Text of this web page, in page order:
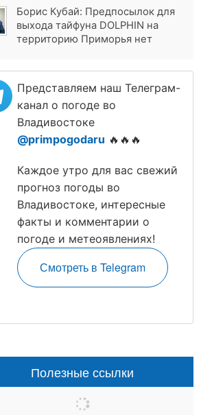
Борис Кубай: Предпосылок для
выхода тайфуна DOLPHIN на
территорию Приморья нет
Представляем наш Телеграм-
канал о погоде во
Владивостоке
@primpogodaru 🔥🔥🔥
Каждое утро для вас свежий
прогноз погоды во
Владивостоке, интересные
факты и комментарии о
погоде и метеоявлениях!
Смотреть в Telegram
Полезные ссылки